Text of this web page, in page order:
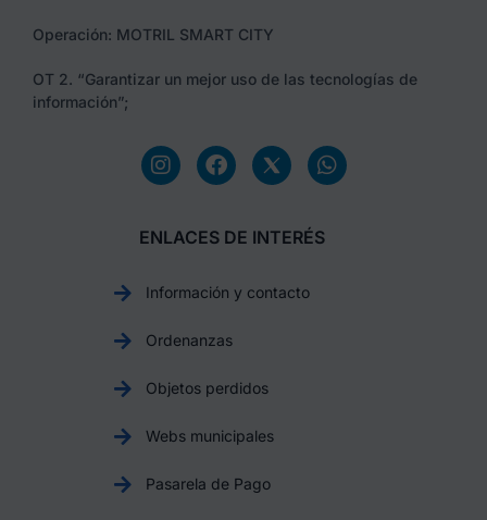
Operación: MOTRIL SMART CITY
OT 2. “Garantizar un mejor uso de las tecnologías de
información”;
ENLACES DE INTERÉS
Información y contacto
Ordenanzas
Objetos perdidos
Webs municipales
Pasarela de Pago